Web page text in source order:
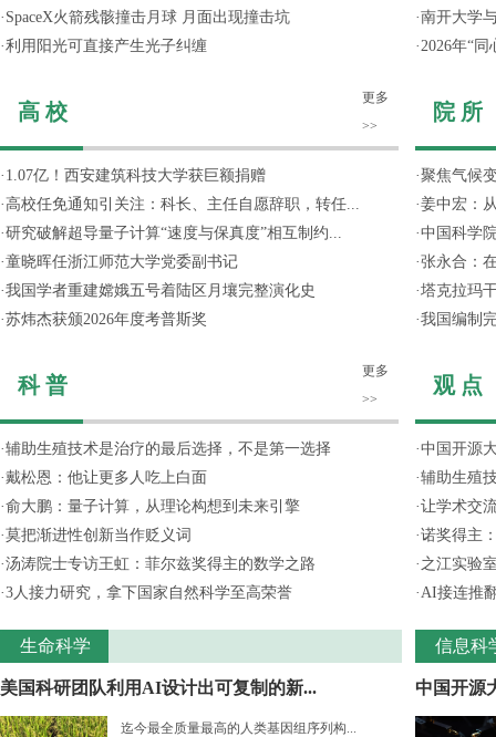
· SpaceX火箭残骸撞击月球 月面出现撞击坑
·利用阳光可直接产生光子纠缠
高 校
更多
>>
· 1.07亿！西安建筑科技大学获巨额捐赠
· 高校任免通知引关注：科长、主任自愿辞职，转任...
·研究破解超导量子计算“速度与保真度”相互制约...
·童晓晖任浙江师范大学党委副书记
·我国学者重建嫦娥五号着陆区月壤完整演化史
·苏炜杰获颁2026年度考普斯奖
科 普
更多
>>
·辅助生殖技术是治疗的最后选择，不是第一选择
·戴松恩：他让更多人吃上白面
·俞大鹏：量子计算，从理论构想到未来引擎
·莫把渐进性创新当作贬义词
·汤涛院士专访王虹：菲尔兹奖得主的数学之路
·3人接力研究，拿下国家自然科学至高荣誉
生命科学
美国科研团队利用AI设计出可复制的新...
迄今最全质量最高的人类基因组序列构...
·南开大学
·2026年“
院 所
·聚焦气候
·姜中宏：
·中国科学
·张永合：
·塔克拉玛
·我国编制
观 点
·中国开源
·辅助生殖
·让学术交
·诺奖得主
· 之江实验
·AI接连推
信息科
中国开源